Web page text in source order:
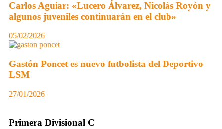
Carlos Aguiar: «Lucero Álvarez, Nicolás Royón y
algunos juveniles continuarán en el club»
05/02/2026
Gastón Poncet es nuevo futbolista del Deportivo
LSM
27/01/2026
Primera Divisional C